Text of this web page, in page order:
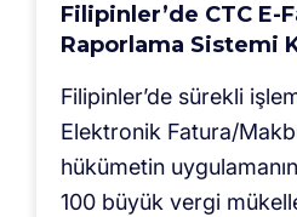
Filipinler’de CTC E-
Raporlama Sistemi
Filipinler’de sürekli
Elektronik Fatura/
hükümetin
100 büyük vergi